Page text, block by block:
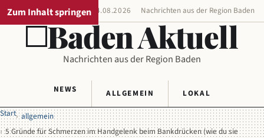
Zum Inhalt springen
REGIONALAUSGABE 04.08.2026 Nachrichten aus der Region Baden
Baden Aktuell
Nachrichten aus der Region Baden
NEWS ALLGEMEIN
LOKAL
Start allgemein
5 Gründe für Schmerzen im Handgelenk beim Bankdrücken (wie du sie